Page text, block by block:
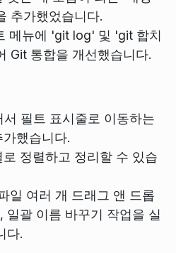
추가했었습니다.
메뉴에 'git log' 및 'git 합치
Git 통합을 개선했습니다.
필트 표시줄로 이동하는
했습니다.
정렬하고 정리할 수 있습
일 여러 개 드래그 앤 드롭
일괄 이름 바꾸기 작업을 실
다.